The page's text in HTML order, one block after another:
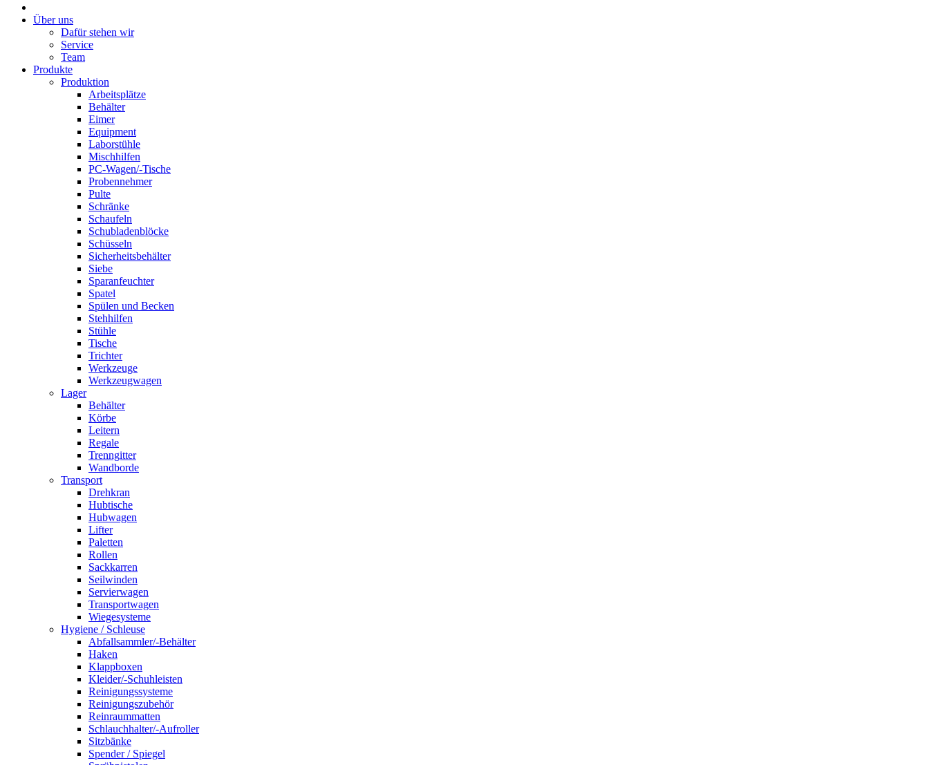
Über uns
Dafür stehen wir
Service
Team
Produkte
Produktion
Arbeitsplätze
Behälter
Eimer
Equipment
Laborstühle
Mischhilfen
PC-Wagen/-Tische
Probennehmer
Pulte
Schränke
Schaufeln
Schubladenblöcke
Schüsseln
Sicherheitsbehälter
Siebe
Sparanfeuchter
Spatel
Spülen und Becken
Stehhilfen
Stühle
Tische
Trichter
Werkzeuge
Werkzeugwagen
Lager
Behälter
Körbe
Leitern
Regale
Trenngitter
Wandborde
Transport
Drehkran
Hubtische
Hubwagen
Lifter
Paletten
Rollen
Sackkarren
Seilwinden
Servierwagen
Transportwagen
Wiegesysteme
Hygiene / Schleuse
Abfallsammler/-Behälter
Haken
Klappboxen
Kleider/-Schuhleisten
Reinigungssysteme
Reinigungszubehör
Reinraummatten
Schlauchhalter/-Aufroller
Sitzbänke
Spender / Spiegel